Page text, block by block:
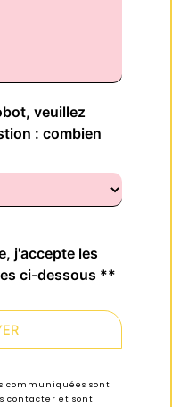
veuillez
: combien
j'accepte les
ci-dessous **
communiquées sont
contacter et sont